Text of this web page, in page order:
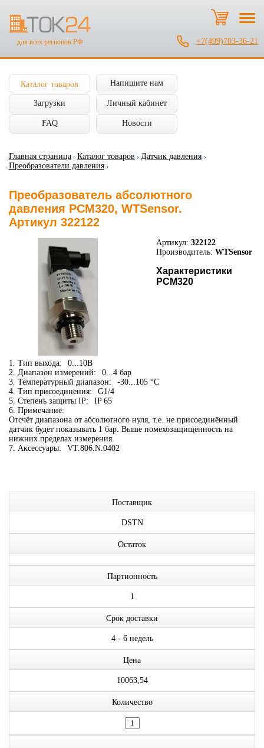
для всех регионов РФ +7(499)703-36-21
Каталог товаров Напишите нам
Загрузки Личный кабинет
FAQ Новости
Главная страница Каталог товаров
Датчик давления
Преобразователи давления
Преобразователь абсолютного
давления PCM320, WTSensor.
Артикул 322122
Артикул: 322122
Производитель: WTSensor
Характеристики
PCM320
1. Тип выхода:
0...10В
2. Диапазон измерений:
0...4 бар
3. Температурный диапазон:
-30...105 °C
4. Тип присоединения:
G1/4
5. Степень защиты IP:
IP 65
6. Примечание:
Отсчёт диапазона от абсолютного нуля, т.е. не присоединённый
датчик будет показывать 1 бар. Выше помехозащищённость на
нижних пределах измерения.
7. Аксессуары:
VT.806.N.0402
Поставщик
DSTN
Остаток
Партионность
1
Срок доставки
4 - 6 недель
Цена
10063,54
Количество